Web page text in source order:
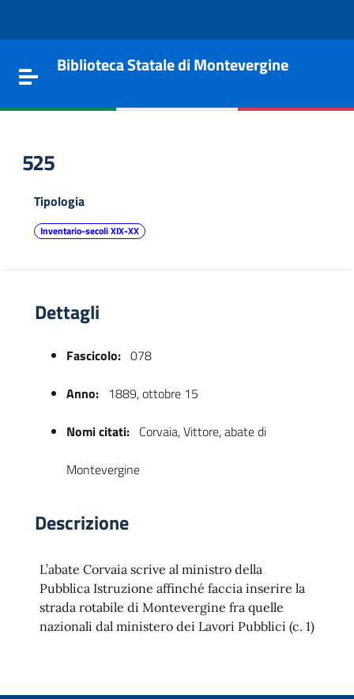
Toggle navigation
Biblioteca Statale di Montevergine
525
Tipologia
Inventario-secoli XIX-XX
Dettagli
Fascicolo: 078
Anno: 1889, ottobre 15
Nomi citati: Corvaia, Vittore, abate di
Montevergine
Descrizione
L’abate Corvaia scrive al ministro della
Pubblica Istruzione affinché faccia inserire la
strada rotabile di Montevergine fra quelle
nazionali dal ministero dei Lavori Pubblici (c. 1)